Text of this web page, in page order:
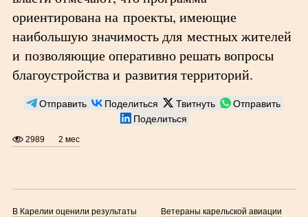
ориентирована на проекты, имеющие
наибольшую значимость для местных жителей
и позволяющие оперативно решать вопросы
благоустройства и развития территорий.
Отправить Поделиться Твитнуть
Отправить
Поделиться
2989 2 мес
В Карелии оценили результаты
Ветераны карельской авиации